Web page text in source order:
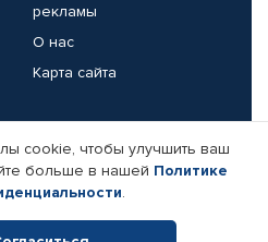
рекламы
О нас
Карта сайта
Реквизиты компании
cookie, чтобы улучшить ваш
больше в нашей Политике
.